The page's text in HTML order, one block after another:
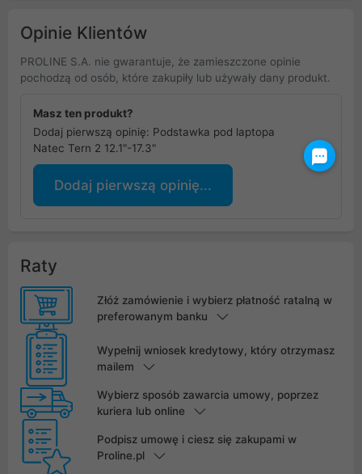
Opinie Klientów
PROLINE S.A. nie gwarantuje, że zamieszczone opinie
pochodzą od osób, które zakupiły lub używały dany produkt.
Masz ten produkt?
Dodaj pierwszą opinię: Podstawka pod laptopa
Natec Tern 2 12.1"-17.3"
Dodaj pierwszą opinię...
Raty
Złóż zamówienie i wybierz płatność ratalną w
preferowanym banku
Wypełnij wniosek kredytowy, który otrzymasz
mailem
Wybierz sposób zawarcia umowy, poprzez
kuriera lub online
Podpisz umowę i ciesz się zakupami w
Proline.pl